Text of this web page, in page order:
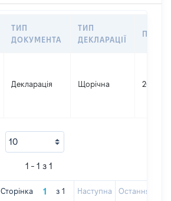
ТИП
ДОКУМЕНТА
ТИП
ДЕКЛАРАЦІЇ
Декларація Щорічна 2025
1 - 1 з 1
Сторінка з 1 Наступна Остання